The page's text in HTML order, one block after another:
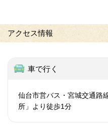
アクセス情報
車で行く
仙台市営バス・宮城交通路
所」より徒歩1分